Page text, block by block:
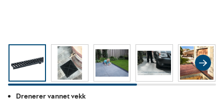
Drenerer vannet vekk